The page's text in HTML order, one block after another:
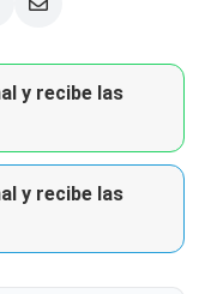
y recibe las
y recibe las